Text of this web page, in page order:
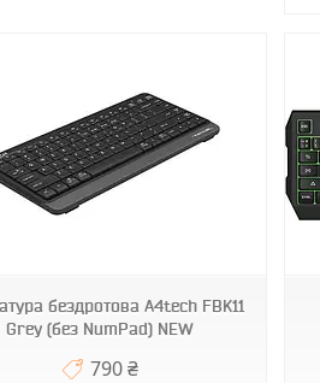
бездротова A4tech FBK11
Grey (без NumPad) NEW
790 ₴